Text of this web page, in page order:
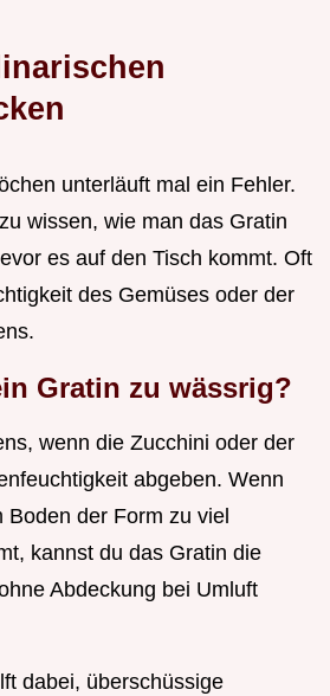
unterläuft mal ein Fehler.
wissen, wie man das Gratin
es auf den Tisch kommt. Oft
des Gemüses oder der
Gratin zu wässrig?
wenn die Zucchini oder der
abgeben. Wenn
der Form zu viel
kannst du das Gratin die
Abdeckung bei Umluft
dabei, überschüssige